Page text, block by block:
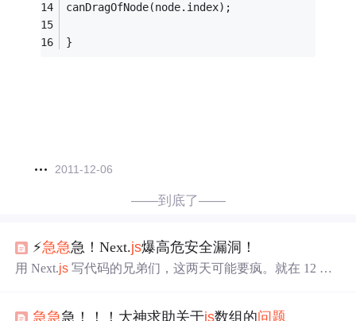
canDragOfNode(node.index);
}
2011-12-06
——到底了——
⚡急急急！Next.js爆高危安全漏洞！
用 Next.js 写代码的兄弟们，这两天可能要疯。就在 12 月
xt. js的核心运行机制。
急急急！！！大神求助关于js数组的问题